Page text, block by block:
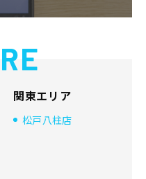
関東エリア
松戸八柱店